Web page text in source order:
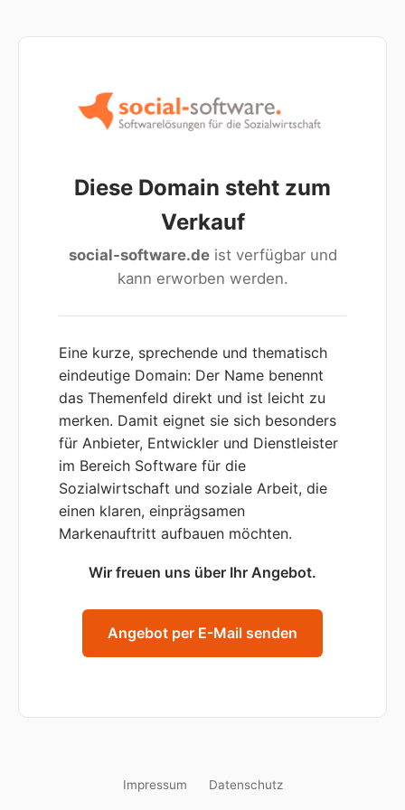
Diese Domain steht zum
Verkauf
social-software.deist verfügbar und
kann erworben werden.
Eine kurze, sprechende und thematisch
eindeutige Domain: Der Name benennt
das Themenfeld direkt und ist leicht zu
merken. Damit eignet sie sich besonders
für Anbieter, Entwickler und Dienstleister
im Bereich Software für die
Sozialwirtschaft und soziale Arbeit, die
einen klaren, einprägsamen
Markenauftritt aufbauen möchten.
Wir freuen uns über Ihr Angebot.
Angebot per E-Mail senden
Impressum Datenschutz